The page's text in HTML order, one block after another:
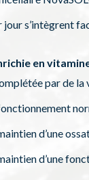
jour s’intègrent
en
par de la
d’une
d’une